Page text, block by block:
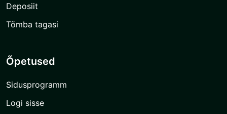
Deposiit
Tõmba tagasi
Õpetused
Sidusprogramm
Logi sisse